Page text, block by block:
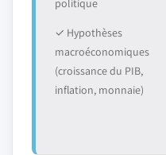
politique
✓ Hypothèses
macroéconomiques
(croissance du PIB,
inflation, monnaie)